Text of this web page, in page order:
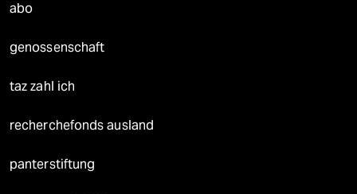
abo
genossenschaft
taz zahl ich
recherchefonds ausland
panterstiftung